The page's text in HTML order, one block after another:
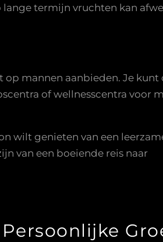
termijn vruchten kan
op mannen aanbieden. Je kunt
of wellnesscentra voor
wilt genieten van een
van een boeiende reis naar